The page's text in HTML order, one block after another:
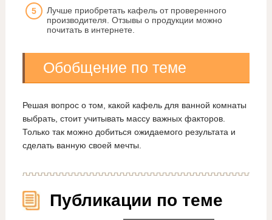
Лучше приобретать кафель от проверенного
производителя. Отзывы о продукции можно
почитать в интернете.
Обобщение по теме
Решая вопрос о том, какой кафель для ванной комнаты
выбрать, стоит учитывать массу важных факторов.
Только так можно добиться ожидаемого результата и
сделать ванную своей мечты.
Публикации по теме